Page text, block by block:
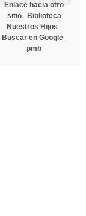
Enlace hacia otro
sitio
Biblioteca
Nuestros Hijos
Buscar en Google
pmb